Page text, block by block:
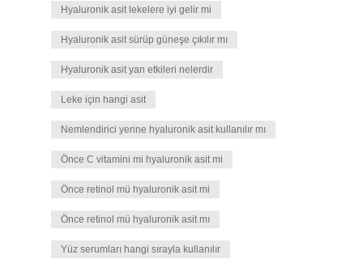
Hyaluronik asit lekelere iyi gelir mi
Hyaluronik asit sürüp güneşe çıkılır mı
Hyaluronik asit yan etkileri nelerdir
Leke için hangi asit
Nemlendirici yerine hyaluronik asit kullanılır mı
Önce C vitamini mi hyaluronik asit mi
Önce retinol mü hyaluronik asit mi
Önce retinol mü hyaluronik asit mı
Yüz serumları hangi sırayla kullanılır